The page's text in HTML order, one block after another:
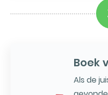
Boek
Als de